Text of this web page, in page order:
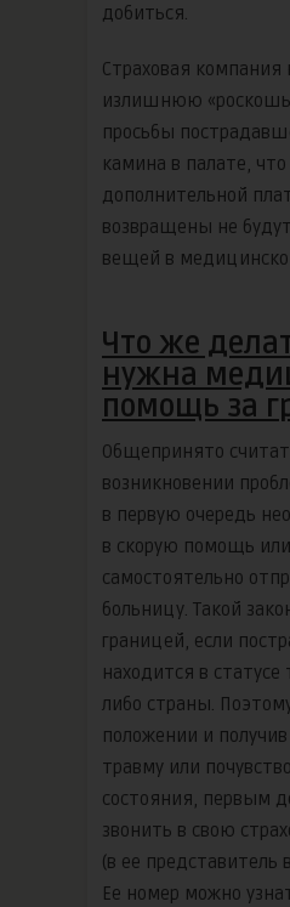
добиться.
Страховая компания
излишнюю
просьбы
камина в палате, что
дополнительной
возвращены не
вещей в
Что же
нужна
помощь за
Общепринято
возникновении
в первую очередь
в скорую помощь
самостоятельно
больницу. Такой
границей, если
находится в статусе
либо страны.
положении и
травму или
состояния, первым
звонить в свою
(в ее представитель
Ее номер можно